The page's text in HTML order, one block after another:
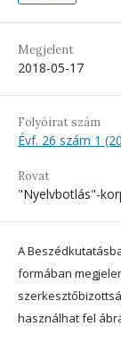
Megjelent
2018-05-17
Folyóirat szám
Évf. 26 szám 1
Rovat
"Nyelvbotlás"-
A
formában
használhat fel